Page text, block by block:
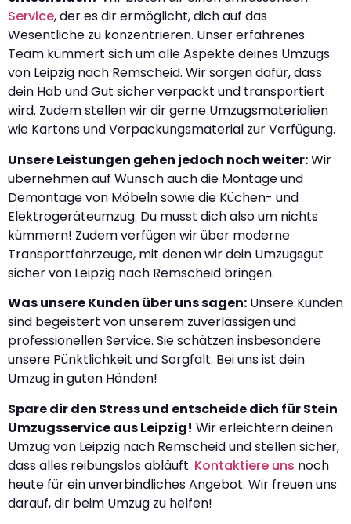
Service, der es dir ermöglicht, dich auf das
Wesentliche zu konzentrieren. Unser erfahrenes
Team kümmert sich um alle Aspekte deines Umzugs
von Leipzig nach Remscheid. Wir sorgen dafür, dass
dein Hab und Gut sicher verpackt und transportiert
wird. Zudem stellen wir dir gerne Umzugsmaterialien
wie Kartons und Verpackungsmaterial zur Verfügung.
Unsere Leistungen gehen jedoch noch weiter:Wir
übernehmen auf Wunsch auch die Montage und
Demontage von Möbeln sowie die Küchen- und
Elektrogeräteumzug. Du musst dich also um nichts
kümmern! Zudem verfügen wir über moderne
Transportfahrzeuge, mit denen wir dein Umzugsgut
sicher von Leipzig nach Remscheid bringen.
Was unsere Kunden über uns sagen: Unsere Kunden
sind begeistert von unserem zuverlässigen und
professionellen Service. Sie schätzen insbesondere
unsere Pünktlichkeit und Sorgfalt. Bei uns ist dein
Umzug in guten Händen!
Spare dir den Stress und entscheide dich für Stein
Umzugsservice aus Leipzig! Wir erleichtern deinen
Umzug von Leipzig nach Remscheid und stellen sicher,
dass alles reibungslos abläuft. Kontaktiere uns noch
heute für ein unverbindliches Angebot. Wir freuen uns
darauf, dir beim Umzug zu helfen!